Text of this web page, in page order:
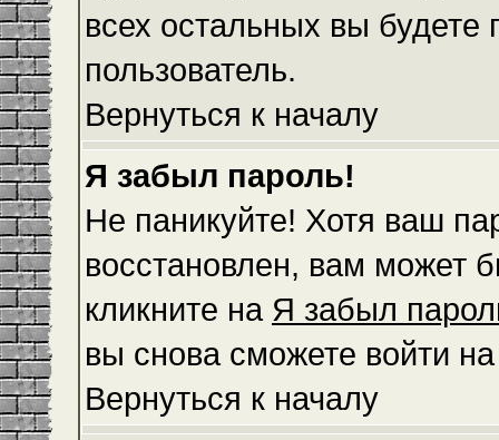
всех остальных вы будете
пользователь.
Вернуться к началу
Я забыл пароль!
Не паникуйте! Хотя ваш
восстановлен, вам может
кликните на Я забыл
вы снова сможете войти
Вернуться к началу